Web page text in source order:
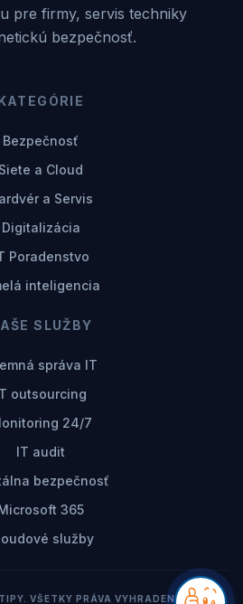
pre firmy, servis techniky
bezpečnosť.
Bezpečnosť
Siete a Cloud
a Servis
Digitalizácia
Poradenstvo
inteligencia
SLUŽBY
správa IT
outsourcing
24/7
IT audit
bezpečnosť
365
služby
VŠETKY PRÁVA VYHRADENÉ.